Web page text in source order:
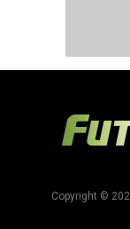
Copyright ©